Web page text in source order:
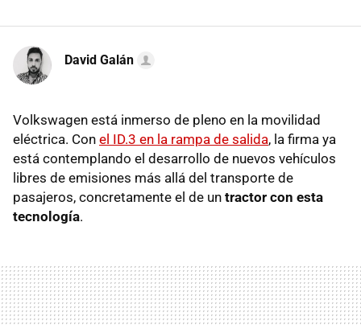
David Galán
Volkswagen está inmerso de pleno en la movilidad
eléctrica. Con el ID.3 en la rampa de salida, la firma ya
está contemplando el desarrollo de nuevos vehículos
libres de emisiones más allá del transporte de
pasajeros, concretamente el de un tractor con esta
tecnología.